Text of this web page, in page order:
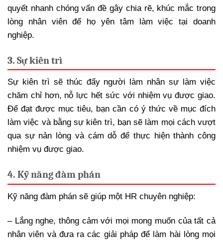
quyết nhanh chóng vấn đề gây chia rẽ, khúc mắc trong
lòng nhân viên để họ yên tâm làm việc tại doanh
nghiệp.
3. Sự kiên trì
Sự kiên trì sẽ thúc đẩy người làm nhân sự làm việc
chăm chỉ hơn, nỗ lực hết sức với nhiệm vụ được giao.
Để đạt được mục tiêu, bạn cần có ý thức về mục đích
làm việc và bằng sự kiên trì, bạn sẽ làm mọi cách vượt
qua sự nản lòng và cám dỗ để thực hiện thành công
nhiệm vụ được giao.
4. Kỹ năng đàm phán
Kỹ năng đàm phán sẽ giúp một HR chuyên nghiệp:
– Lắng nghe, thông cảm với mọi mong muốn của tất cả
nhân viên và đưa ra các giải pháp để làm hài lòng mọi